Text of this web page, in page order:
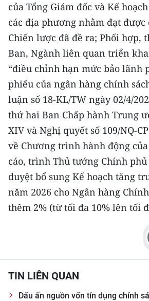
của Tổng Giám đốc và Kế
các địa phương nhằm đạt được
Chiến lược đã đề ra; Phối hợp,
Ban, Ngành liên quan triển
“điều chỉnh hạn mức bảo lãnh
phiếu của ngân hàng chính
luận số 18-KL/TW ngày 02/4/
thứ hai Ban Chấp hành Trung
XIV và Nghị quyết số 109/NQ-
về Chương trình hành động
cáo, trình Thủ tướng Chính
duyệt bổ sung Kế hoạch tăng
năm 2026 cho Ngân hàng
thêm 2% (từ tối đa 10% lên tối
TIN LIÊN QUAN
Dấu ấn nguồn vốn tín dụng chính